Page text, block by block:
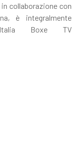
collaborazione con
è integralmente
Boxe TV